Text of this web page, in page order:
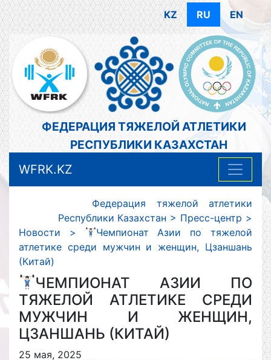
KZ RU EN
ФЕДЕРАЦИЯ ТЯЖЕЛОЙ АТЛЕТИКИ
РЕСПУБЛИКИ КАЗАХСТАН
WFRK.KZ
Федерация тяжелой атлетики
Республики Казахстан > Пресс-центр >
Новости >
Чемпионат Азии по тяжелой
атлетике среди мужчин и женщин, Цзаншань
(Китай)
ЧЕМПИОНАТ АЗИИ ПО
ТЯЖЕЛОЙ АТЛЕТИКЕ СРЕДИ
МУЖЧИН И ЖЕНЩИН,
ЦЗАНШАНЬ (КИТАЙ)
25 мая, 2025